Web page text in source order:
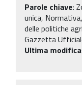
Parole chiave:
unica,
delle politiche
Gazzetta
Ultima modifica: